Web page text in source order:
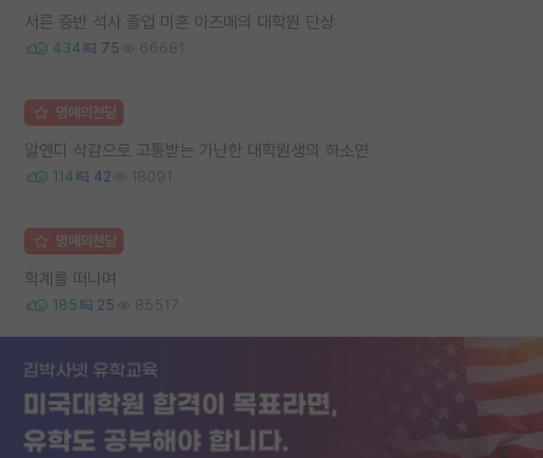
서른 중반 석사 졸업 미혼 아즈매의 대학원 단상
434 75 66681
명예의전당
알앤디 삭감으로 고통받는 가난한 대학원생의 하소연
114 42 18091
명예의전당
학계를 떠나며
185 25 85517